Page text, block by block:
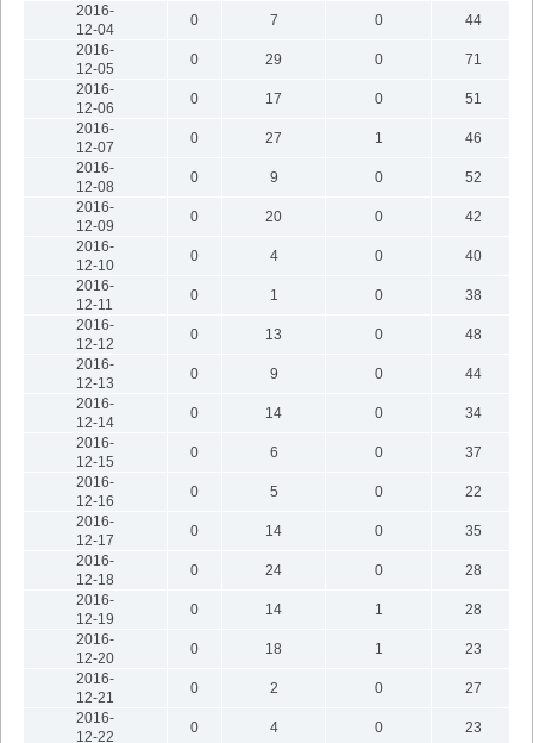
2016-
12-04
0 7 0
44
2016-
12-05
0 29 0
71
2016-
12-06
0 17 0
51
2016-
12-07
0 27 1
46
2016-
12-08
0 9 0
52
2016-
12-09
0 20 0
42
2016-
12-10
0 4 0
40
2016-
12-11
0 1 0
38
2016-
12-12
0 13 0
48
2016-
12-13
0 9 0
44
2016-
12-14
0 14 0
34
2016-
12-15
0 6 0
37
2016-
12-16
0 5 0
22
2016-
12-17
0 14 0
35
2016-
12-18
0 24 0
28
2016-
12-19
0 14 1
28
2016-
12-20
0 18 1
23
2016-
12-21
0 2 0
27
2016-
12-22
0 4 0
23